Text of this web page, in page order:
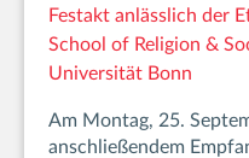
Festakt anlässlich der
School of Religion &
Universität Bonn
Am Montag, 25.
anschließendem